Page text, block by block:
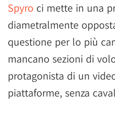
Spyro ci mette in una
diametralmente
questione per lo più
mancano sezioni di
protagonista di un
piattaforme, senza